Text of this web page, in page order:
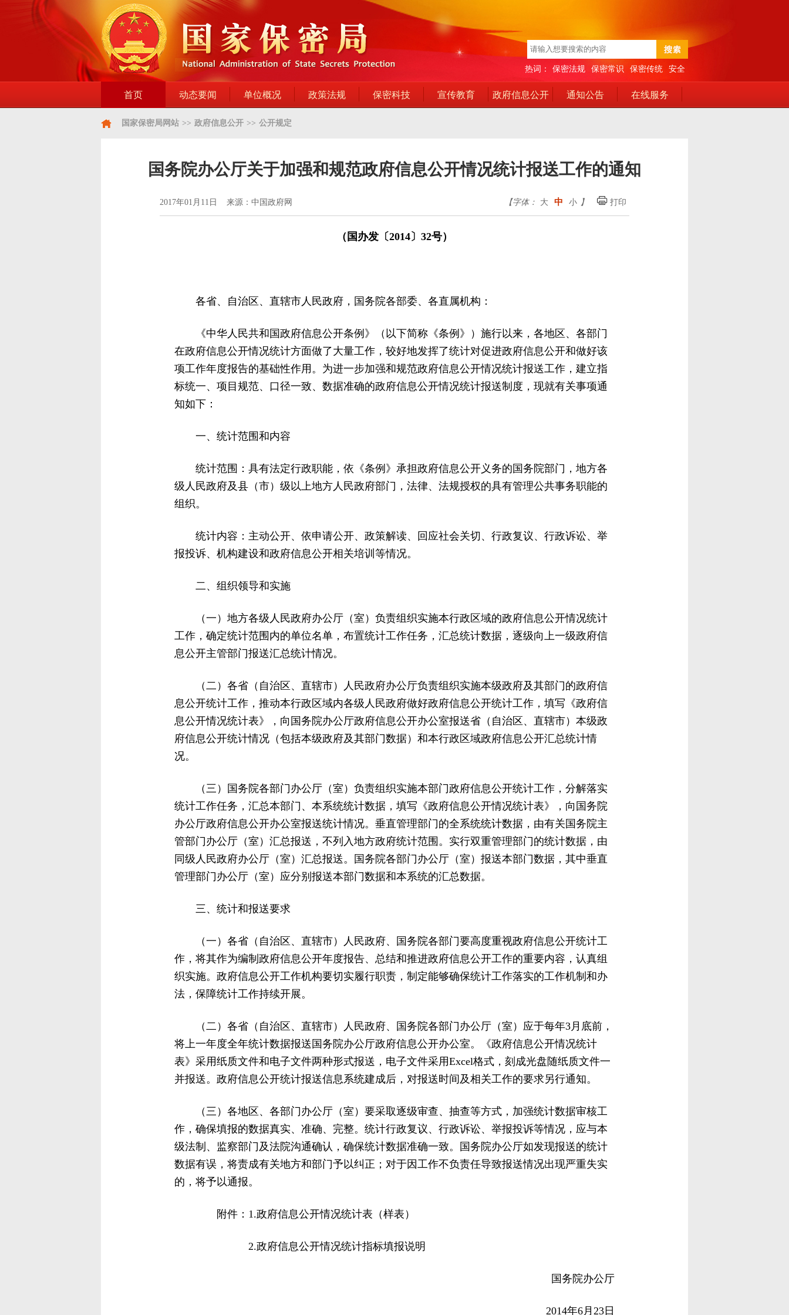
热词： 保密法规 保密常识 保密传统 安全
首页 动态要闻 单位概况 政策法规 保密科技 宣传教育 政府信息公开 通知公告 在线服务
国家保密局网站 >> 政府信息公开 >> 公开规定
国务院办公厅关于加强和规范政府信息公开情况统计报送工作的通知
2017年01月11日 来源：中国政府网 【字体： 大 中 小 】 打印
（国办发〔2014〕32号）
各省、自治区、直辖市人民政府，国务院各部委、各直属机构：
《中华人民共和国政府信息公开条例》（以下简称《条例》）施行以来，各地区、各部门
在政府信息公开情况统计方面做了大量工作，较好地发挥了统计对促进政府信息公开和做好该
项工作年度报告的基础性作用。为进一步加强和规范政府信息公开情况统计报送工作，建立指
标统一、项目规范、口径一致、数据准确的政府信息公开情况统计报送制度，现就有关事项通
知如下：
一、统计范围和内容
统计范围：具有法定行政职能，依《条例》承担政府信息公开义务的国务院部门，地方各
级人民政府及县（市）级以上地方人民政府部门，法律、法规授权的具有管理公共事务职能的
组织。
统计内容：主动公开、依申请公开、政策解读、回应社会关切、行政复议、行政诉讼、举
报投诉、机构建设和政府信息公开相关培训等情况。
二、组织领导和实施
（一）地方各级人民政府办公厅（室）负责组织实施本行政区域的政府信息公开情况统计
工作，确定统计范围内的单位名单，布置统计工作任务，汇总统计数据，逐级向上一级政府信
息公开主管部门报送汇总统计情况。
（二）各省（自治区、直辖市）人民政府办公厅负责组织实施本级政府及其部门的政府信
息公开统计工作，推动本行政区域内各级人民政府做好政府信息公开统计工作，填写《政府信
息公开情况统计表》，向国务院办公厅政府信息公开办公室报送省（自治区、直辖市）本级政
府信息公开统计情况（包括本级政府及其部门数据）和本行政区域政府信息公开汇总统计情
况。
（三）国务院各部门办公厅（室）负责组织实施本部门政府信息公开统计工作，分解落实
统计工作任务，汇总本部门、本系统统计数据，填写《政府信息公开情况统计表》，向国务院
办公厅政府信息公开办公室报送统计情况。垂直管理部门的全系统统计数据，由有关国务院主
管部门办公厅（室）汇总报送，不列入地方政府统计范围。实行双重管理部门的统计数据，由
同级人民政府办公厅（室）汇总报送。国务院各部门办公厅（室）报送本部门数据，其中垂直
管理部门办公厅（室）应分别报送本部门数据和本系统的汇总数据。
三、统计和报送要求
（一）各省（自治区、直辖市）人民政府、国务院各部门要高度重视政府信息公开统计工
作，将其作为编制政府信息公开年度报告、总结和推进政府信息公开工作的重要内容，认真组
织实施。政府信息公开工作机构要切实履行职责，制定能够确保统计工作落实的工作机制和办
法，保障统计工作持续开展。
（二）各省（自治区、直辖市）人民政府、国务院各部门办公厅（室）应于每年3月底前，
将上一年度全年统计数据报送国务院办公厅政府信息公开办公室。《政府信息公开情况统计
表》采用纸质文件和电子文件两种形式报送，电子文件采用Excel格式，刻成光盘随纸质文件一
并报送。政府信息公开统计报送信息系统建成后，对报送时间及相关工作的要求另行通知。
（三）各地区、各部门办公厅（室）要采取逐级审查、抽查等方式，加强统计数据审核工
作，确保填报的数据真实、准确、完整。统计行政复议、行政诉讼、举报投诉等情况，应与本
级法制、监察部门及法院沟通确认，确保统计数据准确一致。国务院办公厅如发现报送的统计
数据有误，将责成有关地方和部门予以纠正；对于因工作不负责任导致报送情况出现严重失实
的，将予以通报。
附件：1.政府信息公开情况统计表（样表）
2.政府信息公开情况统计指标填报说明
国务院办公厅
2014年6月23日